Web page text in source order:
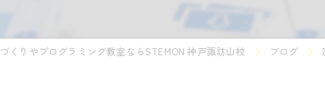
くりやプログラミング教室ならSTEMON 神戸諏訪山校 ブログ